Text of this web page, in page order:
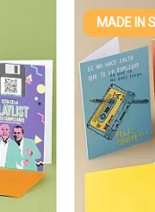
MADE IN